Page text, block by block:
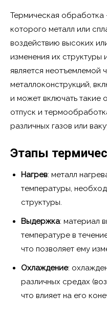
Термическая
которого металл или
воздействию высоких
изменения их структуры
является неотъемлемой
металлоконструкций,
и может включать такие
отпуск и
различных газов или
Этапы
Нагрев: металл
температуры,
структуры.
Выдержка: материал
температуре в
что позволяет ему
Охлаждение:
различных средах
что влияет на его